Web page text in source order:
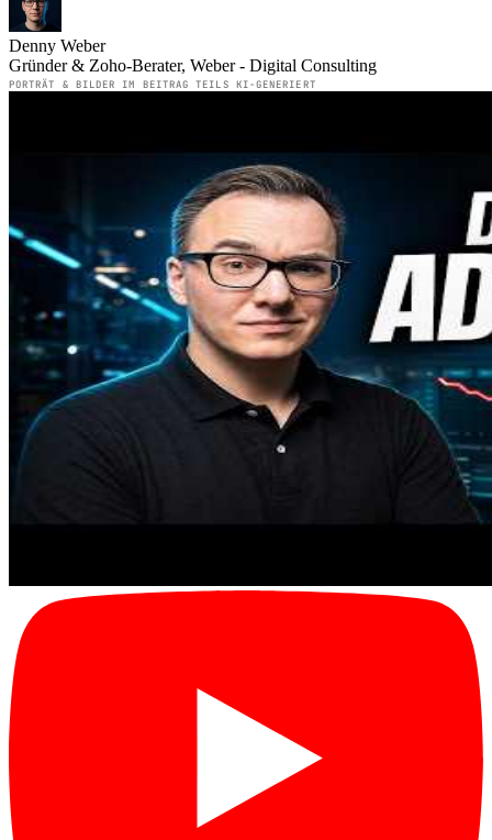
Denny Weber
Gründer & Zoho-Berater, Weber - Digital Consulting
PORTRÄT & BILDER IM BEITRAG TEILS KI-GENERIERT